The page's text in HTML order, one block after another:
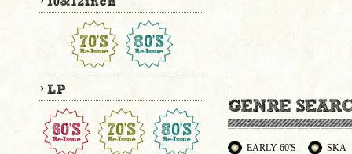
EARLY 60'S
SKA